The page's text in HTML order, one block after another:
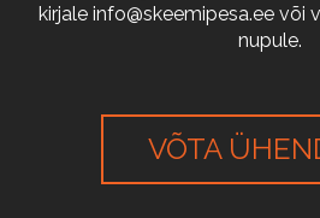
kirjale info@skeemipesa.ee või
nupule.
VÕTA